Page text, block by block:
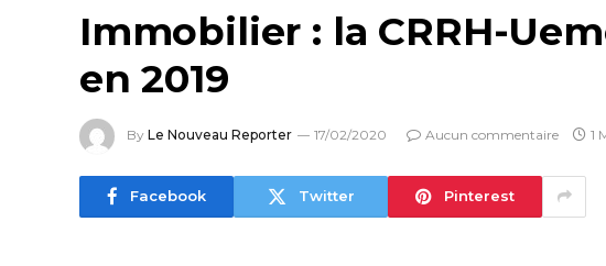
Immobilier : la CRRH-
en 2019
By Le Nouveau Reporter 17/02/2020 Aucun commentaire 1
Facebook Twitter Pinterest